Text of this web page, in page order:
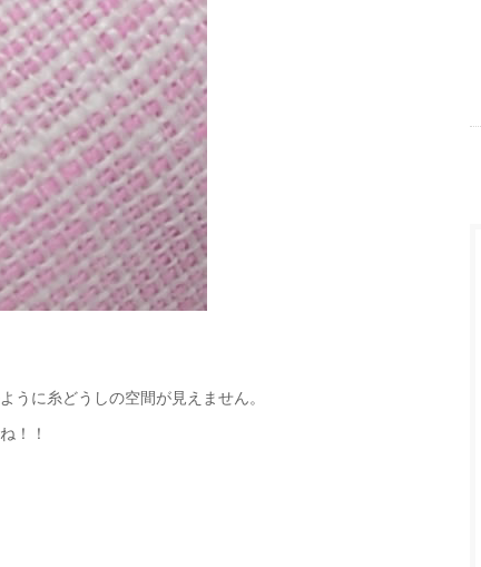
うに糸どうしの空間が見えません。
！！